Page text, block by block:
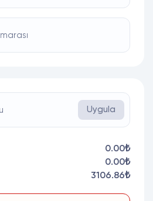
Uygula
0.00₺
0.00₺
3106.86₺